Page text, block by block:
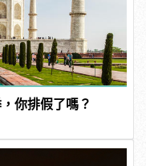
你排假了嗎？